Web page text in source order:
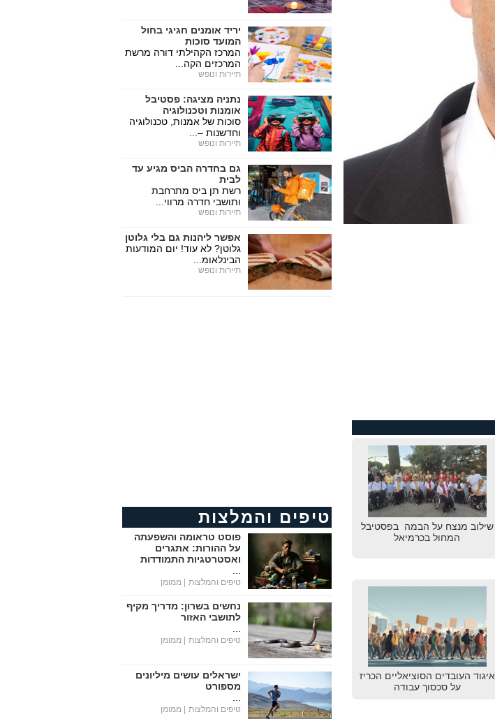
שילוב מנצח על הבמה בפסטיבל
המחול בכרמיאל
איגוד העובדים הסוציאליים הכריז
על סכסוך עבודה
יריד אומנים חגיגי בחול
המועד סוכות
המרכז הקהילתי דורה מרשת
המרכזים הקה...
תיירות ונופש
נתניה מציגה: פסטיבל
אומנות וטכנולוגיה
סוכות של אמנות, טכנולוגיה
וחדשנות –...
תיירות ונופש
גם בחדרה הביס מגיע עד
לבית
רשת תן ביס מתרחבת
ותושבי חדרה מרווי...
תיירות ונופש
אפשר ליהנות גם בלי גלוטן
גלוטן? לא עוד! יום המודעות
הבינלאומ...
תיירות ונופש
טיפים והמלצות
פוסט טראומה והשפעתה
על ההורות: אתגרים
ואסטרטגיות התמודדות
טיפים והמלצות | ממומן
נחשים בשרון: מדריך מקיף
לתושבי האזור
טיפים והמלצות | ממומן
ישראלים עושים מיליונים
מספורט
טיפים והמלצות | ממומן